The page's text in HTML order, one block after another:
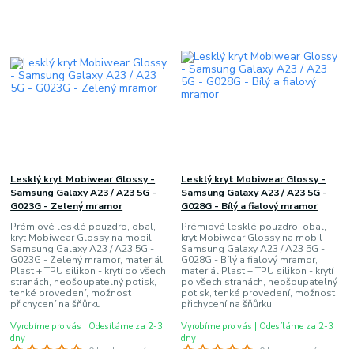
Lesklý kryt Mobiwear Glossy -
Samsung Galaxy A23 / A23 5G -
G023G - Zelený mramor
Prémiové lesklé pouzdro, obal,
kryt Mobiwear Glossy na mobil
Samsung Galaxy A23 / A23 5G -
G023G - Zelený mramor, materiál
Plast + TPU silikon - krytí po všech
stranách, neošoupatelný potisk,
tenké provedení, možnost
přichycení na šňůrku
Vyrobíme pro vás | Odesíláme za 2-3
dny
Lesklý kryt Mobiwear Glossy -
Samsung Galaxy A23 / A23 5G -
G028G - Bílý a fialový mramor
Prémiové lesklé pouzdro, obal,
kryt Mobiwear Glossy na mobil
Samsung Galaxy A23 / A23 5G -
G028G - Bílý a fialový mramor,
materiál Plast + TPU silikon - krytí
po všech stranách, neošoupatelný
potisk, tenké provedení, možnost
přichycení na šňůrku
Vyrobíme pro vás | Odesíláme za 2-3
dny